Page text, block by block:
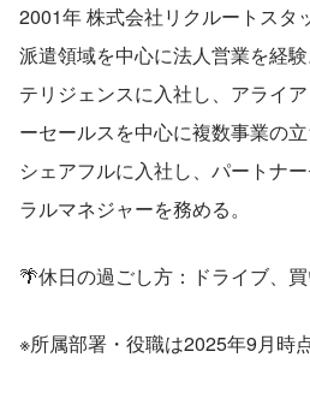
2001年 株式会社リクルートスタ
派遣領域を中心に法人営業を経
テリジェンスに入社し、アライ
ーセールスを中心に複数事業の
シェアフルに入社し、パートナ
ラルマネジャーを務める。
🌴休日の過ごし方：ドライブ、
※所属部署・役職は2025年9月時